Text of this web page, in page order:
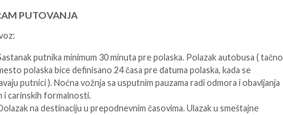
PUTOVANJA
putnika minimum 30 minuta pre polaska. Polazak autobusa ( tačno
polaska bice definisano 24 časa pre datuma polaska, kada se
putnici ). Noćna vožnja sa usputnim pauzama radi odmora i obavljanja
i carinskih formalnosti.
na destinaciju u prepodnevnim časovima. Ulazak u smeštajne